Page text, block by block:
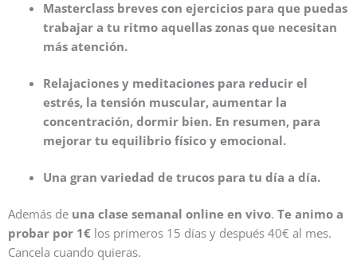
Masterclass breves con ejercicios para que puedas
trabajar a tu ritmo aquellas zonas que necesitan
más atención.
Relajaciones y meditaciones para reducir el
estrés, la tensión muscular, aumentar la
concentración, dormir bien. En resumen, para
mejorar tu equilibrio físico y emocional.
Una gran variedad de trucos para tu día a día.
Además de una clase semanal online en vivo. Te animo a
probar por 1€ los primeros 15 días y después 40€ al mes.
Cancela cuando quieras.